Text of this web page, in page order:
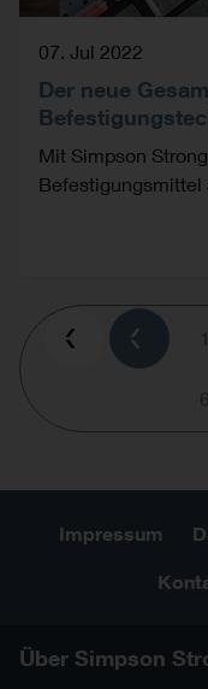
07. Jul 2022
Der neue
Mit Simpson
Befestigungsmittel
Pagination
1
6
Impressum
Über Simpson